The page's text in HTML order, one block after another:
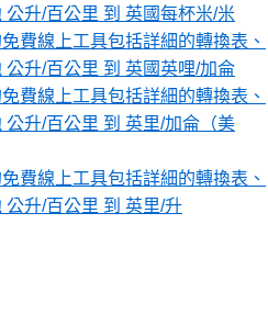
升/百公里 到 英國每杯米/米
費線上工具包括詳細的轉換表、
升/百公里 到 英國英哩/加侖
費線上工具包括詳細的轉換表、
升/百公里 到 英里/加侖（美
費線上工具包括詳細的轉換表、
升/百公里 到 英里/升